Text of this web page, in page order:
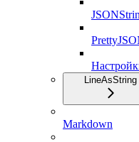
LineAsString
Markdown